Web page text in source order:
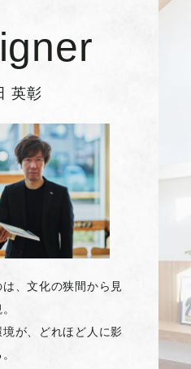
英彰
、文化の狭間から見
が、どれほど人に影